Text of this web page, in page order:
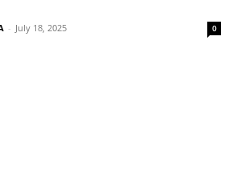
- July 18, 2025 0